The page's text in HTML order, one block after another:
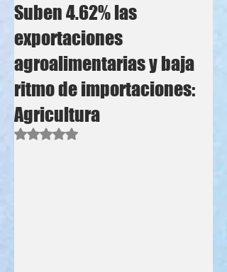
Suben 4.62% las
exportaciones
agroalimentarias y baja
ritmo de importaciones:
Agricultura
Obtuvo NaN de 5 estrellas.